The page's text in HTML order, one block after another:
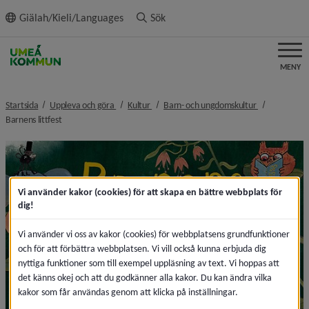
innehållet
Giälah/Kieli/Languages Sök
MENY
Startsida Uppleva och göra nivå i brödsmulenavigeringen
Kultur nivå i brödsmulenavigeringen
Barn- och ungdomskultur nivå i
Barnens littfestnivå i brödsmulenavigeringen
Vi använder kakor (cookies) för att skapa en bättre webbplats för
dig!
Vi använder vi oss av kakor (cookies) för webbplatsens grundfunktioner
och för att förbättra webbplatsen. Vi vill också kunna erbjuda dig
nyttiga funktioner som till exempel uppläsning av text. Vi hoppas att
det känns okej och att du godkänner alla kakor. Du kan ändra vilka
kakor som får användas genom att klicka på inställningar.